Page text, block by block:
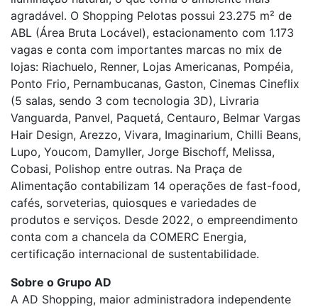
agradável. O Shopping Pelotas possui 23.275 m² de
ABL (Área Bruta Locável), estacionamento com 1.173
vagas e conta com importantes marcas no mix de
lojas: Riachuelo, Renner, Lojas Americanas, Pompéia,
Ponto Frio, Pernambucanas, Gaston, Cinemas Cineflix
(5 salas, sendo 3 com tecnologia 3D), Livraria
Vanguarda, Panvel, Paquetá, Centauro, Belmar Vargas
Hair Design, Arezzo, Vivara, Imaginarium, Chilli Beans,
Lupo, Youcom, Damyller, Jorge Bischoff, Melissa,
Cobasi, Polishop entre outras. Na Praça de
Alimentação contabilizam 14 operações de fast-food,
cafés, sorveterias, quiosques e variedades de
produtos e serviços. Desde 2022, o empreendimento
conta com a chancela da COMERC Energia,
certificação internacional de sustentabilidade.
Sobre o Grupo AD
A AD Shopping, maior administradora independente